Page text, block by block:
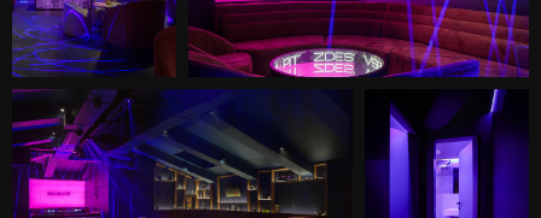
От входа сразу открывается вид на
стойку DJ. Она выполнена из
светобетона и имеет динамичную
подсветку, которая задает
различное световое настроение.
Стойка также является элементом